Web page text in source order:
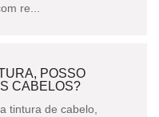
re...
POSSO
CABELOS?
tintura de cabelo,